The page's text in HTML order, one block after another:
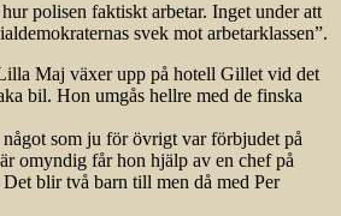
polisen faktiskt arbetar. Inget under att
svek mot arbetarklassen”.
Maj växer upp på hotell Gillet vid det
bil. Hon umgås hellre med de finska
som ju för övrigt var förbjudet på
omyndig får hon hjälp av en chef på
blir två barn till men då med Per